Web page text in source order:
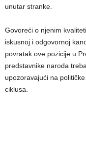
unutar stranke.
Govoreći o njenim
iskusnoj i odgovornoj
povratak ove pozicije u
predstavnike naroda
upozoravajući na
ciklusa.